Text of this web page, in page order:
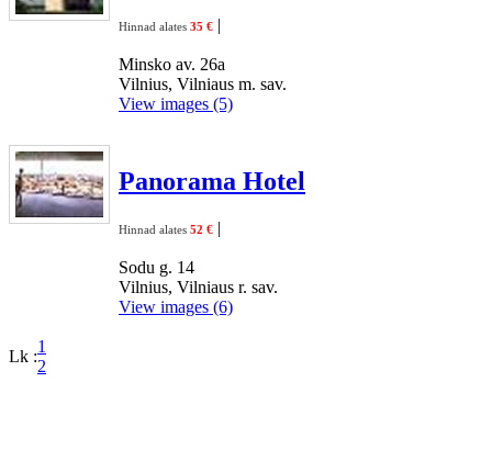
Hinnad alates 35 € |
Minsko av. 26a
Vilnius, Vilniaus m. sav.
View images (5)
Panorama Hotel
Hinnad alates 52 € |
Sodu g. 14
Vilnius, Vilniaus r. sav.
View images (6)
Lk :
1
2